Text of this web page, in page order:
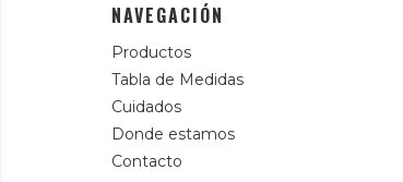
NAVEGACIÓN
Productos
Tabla de Medidas
Cuidados
Donde estamos
Contacto